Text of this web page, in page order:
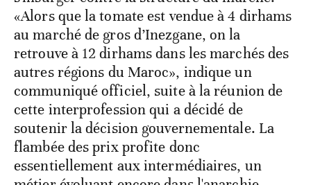
«Alors que la tomate est vendue à 4 dirhams
au marché de gros d’Inezgane, on la
retrouve à 12 dirhams dans les marchés des
autres régions du Maroc», indique un
communiqué officiel, suite à la réunion de
cette interprofession qui a décidé de
soutenir la décision gouvernementale. La
flambée des prix profite donc
essentiellement aux intermédiaires, un